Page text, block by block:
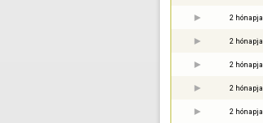
2 hónapja
2 hónapja
2 hónapja
2 hónapja
2 hónapja